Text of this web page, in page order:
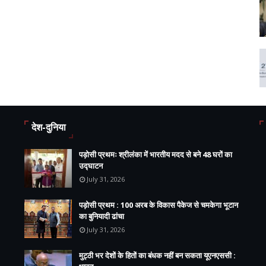
देश-दुनिया
पड़ोसी प्रथमः श्रीलंका में भारतीय मदद से बने 48 घरों का
उद्घाटन
July 31, 2026
पड़ोसी प्रथम : 100 अरब के विकास पैकेज से चमकेगा भूटान
का बुनियादी ढांचा
July 31, 2026
मुट्ठी भर देशों के हितों का बंधक नहीं बन सकता यूएनएससी :